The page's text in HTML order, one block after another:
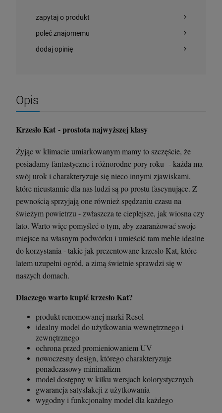
Stolik kawowy Oveo 46 cm biały - Ferne
379,00 zł
Krzesło Ginevra Scab Design - beżowe
295,00 zł
zapytaj o produkt
poleć znajomemu
dodaj opinię
Opis
Krzesło Kat - prostota najwyższej klasy
Żyjąc w klimacie umiarkowanym mamy to szczęście, że
posiadamy fantastyczne i różnorodne pory roku - każda ma
swój urok i charakteryzuje się nieco innymi zjawiskami,
które nieustannie dla nas ludzi są po prostu fascynujące. Z
pewnością sprzyjają one również spędzaniu czasu na
świeżym powietrzu - zwłaszcza te cieplejsze, jak wiosna czy
lato. Warto więc pomyśleć o tym, aby zaaranżować swoje
miejsce na własnym podwórku i umieścić tam meble idealne
do korzystania - takie jak prezentowane krzesło Kat, które
latem uzupełni ogród, a zimą świetnie sprawdzi się w
naszych domach.
Dlaczego warto kupić krzesło Kat?
produkt renomowanej marki Resol
idealny model do użytkowania wewnętrznego i
zewnętrznego
ochrona przed promieniowaniem UV
nowoczesny design, którego charakteryzuje
ponadczasowy minimalizm
model dostępny w kilku wersjach kolorystycznych
gwarancja satysfakcji z użytkowania
wygodny i funkcjonalny model dla każdego